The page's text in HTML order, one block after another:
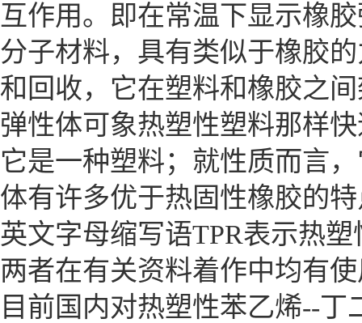
互作用。即在常温下显示橡
分子材料，具有类似于橡胶
和回收，它在塑料和橡胶之
弹性体可象热塑性塑料那样
它是一种塑料；就性质而言
体有许多优于热固性橡胶的
英文字母缩写语TPR表示热
两者在有关资料着作中均有
目前国内对热塑性苯乙烯--丁